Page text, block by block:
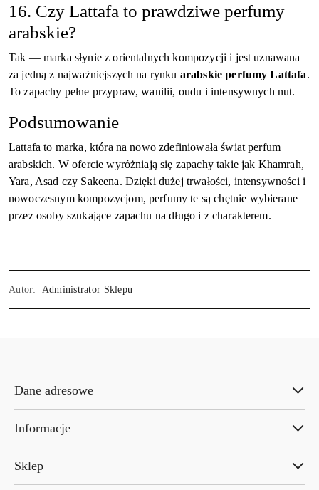
16. Czy Lattafa to prawdziwe perfumy
arabskie?
Tak — marka słynie z orientalnych kompozycji i jest uznawana
za jedną z najważniejszych na rynku arabskie perfumy Lattafa.
To zapachy pełne przypraw, wanilii, oudu i intensywnych nut.
Podsumowanie
Lattafa to marka, która na nowo zdefiniowała świat perfum
arabskich. W ofercie wyróżniają się zapachy takie jak Khamrah,
Yara, Asad czy Sakeena. Dzięki dużej trwałości, intensywności i
nowoczesnym kompozycjom, perfumy te są chętnie wybierane
przez osoby szukające zapachu na długo i z charakterem.
Autor: Administrator Sklepu
Dane adresowe
Informacje
Sklep